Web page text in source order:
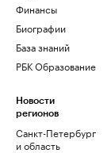
Финансы
Биографии
База знаний
РБК Образование
Новости
регионов
Санкт-Петербург
и область